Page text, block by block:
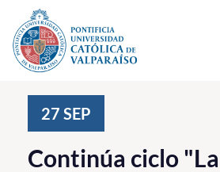
Click acá para ir directamente al
Investigación, Creación e
PUCV Internacional
27 SEP
Continúa ciclo "La